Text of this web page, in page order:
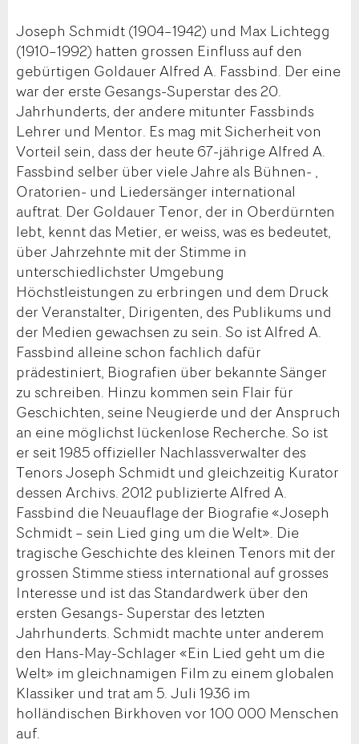
Joseph Schmidt (1904–1942) und Max Lichtegg
(1910–1992) hatten grossen Einfluss auf den
gebürtigen Goldauer Alfred A. Fassbind. Der eine
war der erste Gesangs-Superstar des 20.
Jahrhunderts, der andere mitunter Fassbinds
Lehrer und Mentor. Es mag mit Sicherheit von
Vorteil sein, dass der heute 67-jährige Alfred A.
Fassbind selber über viele Jahre als Bühnen- ,
Oratorien- und Liedersänger international
auftrat. Der Goldauer Tenor, der in Oberdürnten
lebt, kennt das Metier, er weiss, was es bedeutet,
über Jahrzehnte mit der Stimme in
unterschiedlichster Umgebung
Höchstleistungen zu erbringen und dem Druck
der Veranstalter, Dirigenten, des Publikums und
der Medien gewachsen zu sein. So ist Alfred A.
Fassbind alleine schon fachlich dafür
prädestiniert, Biografien über bekannte Sänger
zu schreiben. Hinzu kommen sein Flair für
Geschichten, seine Neugierde und der Anspruch
an eine möglichst lückenlose Recherche. So ist
er seit 1985 offizieller Nachlassverwalter des
Tenors Joseph Schmidt und gleichzeitig Kurator
dessen Archivs. 2012 publizierte Alfred A.
Fassbind die Neuauflage der Biografie «Joseph
Schmidt – sein Lied ging um die Welt». Die
tragische Geschichte des kleinen Tenors mit der
grossen Stimme stiess international auf grosses
Interesse und ist das Standardwerk über den
ersten Gesangs- Superstar des letzten
Jahrhunderts. Schmidt machte unter anderem
den Hans-May-Schlager «Ein Lied geht um die
Welt» im gleichnamigen Film zu einem globalen
Klassiker und trat am 5. Juli 1936 im
holländischen Birkhoven vor 100 000 Menschen
auf.